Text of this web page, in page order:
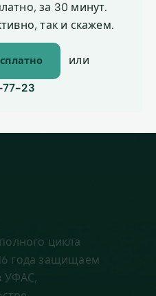
за 30 минут.
так и скажем.
или
23
цикла
года защищаем
УФАС,